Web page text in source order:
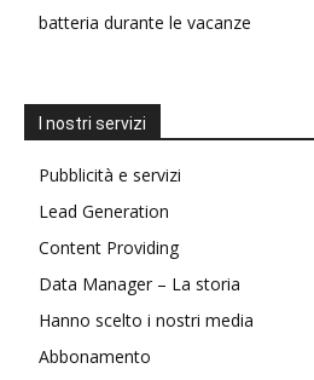
batteria durante le vacanze
I nostri servizi
Pubblicità e servizi
Lead Generation
Content Providing
Data Manager – La storia
Hanno scelto i nostri media
Abbonamento